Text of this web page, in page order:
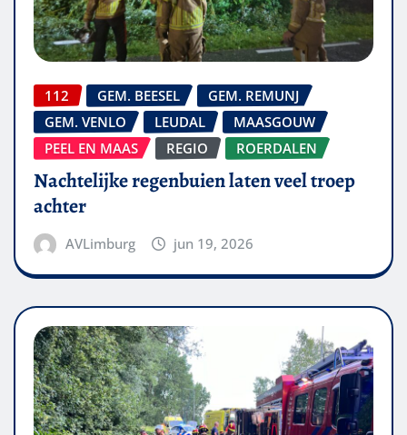
112 GEM. BEESEL
GEM. REMUNJ
GEM. VENLO
LEUDAL
MAASGOUW
PEEL EN MAAS
REGIO ROERDALEN
Nachtelijke regenbuien laten veel troep
achter
AVLimburg jun 19, 2026